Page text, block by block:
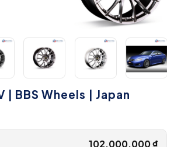
| BBS Wheels | Japan
102.000.000₫